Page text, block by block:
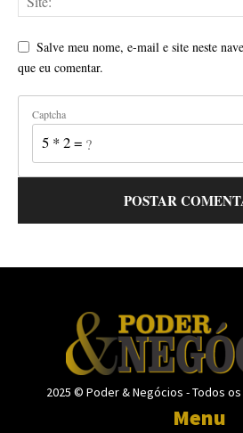
Salve meu nome, e-mail e site neste
que eu comentar.
Captcha
5 * 2 = ?
2025 © Poder & Negócios - Todos
Menu